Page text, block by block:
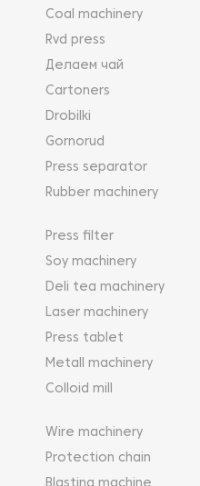
Coal machinery
Rvd press
Делаем чай
Cartoners
Drobilki
Gornorud
Press separator
Rubber machinery
Press filter
Soy machinery
Deli tea machinery
Laser machinery
Press tablet
Metall machinery
Colloid mill
Wire machinery
Protection chain